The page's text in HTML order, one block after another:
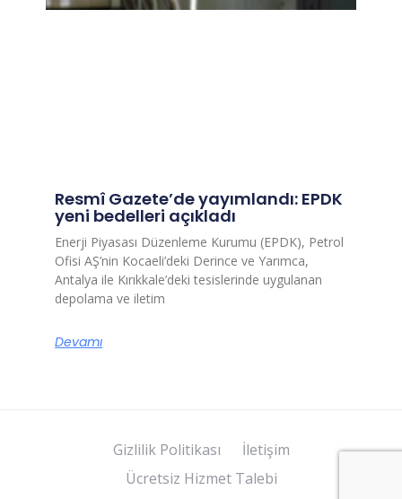
Resmî Gazete’de yayımlandı: EPDK
yeni bedelleri açıkladı
Enerji Piyasası Düzenleme Kurumu (EPDK), Petrol
Ofisi AŞ’nin Kocaeli’deki Derince ve Yarımca,
Antalya ile Kırıkkale’deki tesislerinde uygulanan
depolama ve iletim
Devamı
Gizlilik Politikası
İletişim
Ücretsiz Hizmet Talebi